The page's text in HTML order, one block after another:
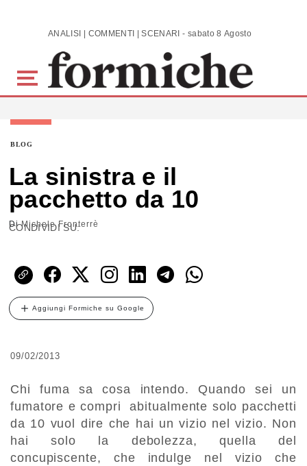
Skip to main content ANALISI | COMMENTI | SCENARI - sabato 8 Agosto 2026
BLOG
La sinistra e il
pacchetto da 10
DiMichele Fronterrè
CONDIVIDI SU:
Aggiungi Formiche su Google
09/02/2013
Chi fuma sa cosa intendo. Quando sei un
fumatore e compri abitualmente solo pacchetti
da 10 vuol dire che hai un vizio nel vizio. Non
hai solo la debolezza, quella del
concupiscente, che indulge nel vizio che